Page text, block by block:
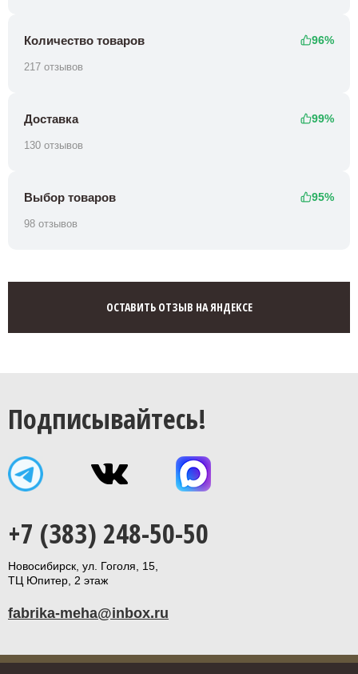
Количество товаров 96%
217 отзывов
Доставка 99%
130 отзывов
Выбор товаров 95%
98 отзывов
ОСТАВИТЬ ОТЗЫВ НА ЯНДЕКСЕ
Подписывайтесь!
+7 (383) 248-50-50
Новосибирск, ул. Гоголя, 15,
ТЦ Юпитер, 2 этаж
fabrika-meha@inbox.ru